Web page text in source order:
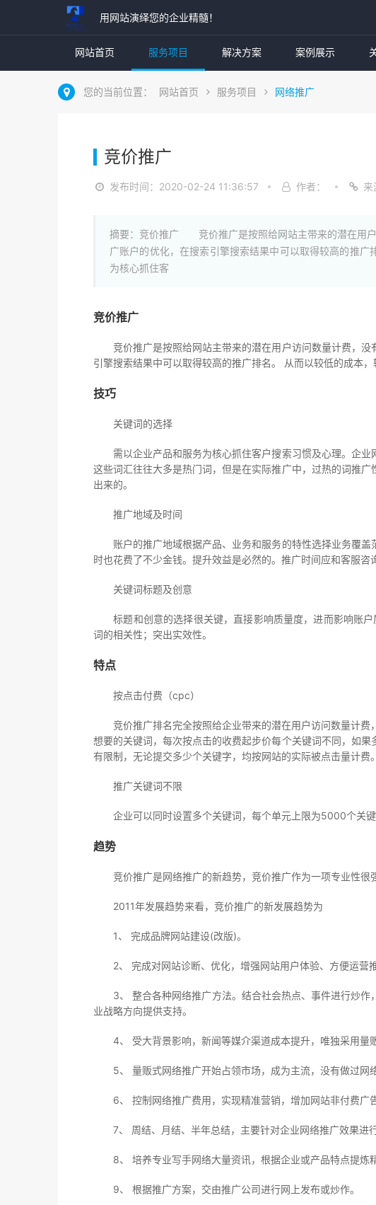
用网站演绎您的企业精髓！
网站首页 服务项目 解决方案 案例展示
您的当前位置： 网站首页 服务项目 网络推广
竞价推广
发布时间：2020-02-24 11:36:57 作者： 来
摘要：竞价推广 竞价推广是按照给网站主带来的潜在用户
广账户的优化，在搜索引擎搜索结果中可以取得较高的
为核心抓住客
竞价推广
竞价推广是按照给网站主带来的潜在用户访问数量计费，没
引擎搜索结果中可以取得较高的推广排名。 从而以较低的成本，
技巧
关键词的选择
需以企业产品和服务为核心抓住客户搜索习惯及心理。企业
这些词汇往往大多是热门词，但是在实际推广中，过热的词推
出来的。
推广地域及时间
账户的推广地域根据产品、业务和服务的特性选择业务覆盖
时也花费了不少金钱。提升效益是必然的。推广时间应和客服咨
关键词标题及创意
标题和创意的选择很关键，直接影响质量度，进而影响账户
词的相关性；突出实效性。
特点
按点击付费（cpc）
竞价推广排名完全按照给企业带来的潜在用户访问数量计费
想要的关键词，每次按点击的收费起步价每个关键词不同，如
有限制，无论提交多少个关键字，均按网站的实际被点击量计
推广关键词不限
企业可以同时设置多个关键词，每个单元上限为5000个关键
趋势
竞价推广是网络推广的新趋势，竞价推广作为一项专业性很
2011年发展趋势来看，竞价推广的新发展趋势为
1、 完成品牌网站建设(改版)。
2、 完成对网站诊断、优化，增强网站用户体验、方便运营推
3、 整合各种网络推广方法。结合社会热点、事件进行炒作
业战略方向提供支持。
4、 受大背景影响，新闻等媒介渠道成本提升，唯独采用量贩
5、 量贩式网络推广开始占领市场，成为主流，没有做过网络
6、 控制网络推广费用，实现精准营销，增加网站非付费广告
7、 周结、月结、半年总结，主要针对企业网络推广效果进行
8、 培养专业写手网络大量资讯，根据企业或产品特点提炼精
9、 根据推广方案，交由推广公司进行网上发布或炒作。